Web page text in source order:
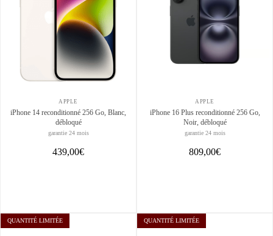
APPLE
iPhone 14 reconditionné 256 Go, Blanc,
débloqué
garantie 24 mois
439,00€
APPLE
iPhone 16 Plus reconditionné 256 Go,
Noir, débloqué
garantie 24 mois
809,00€
QUANTITÉ LIMITÉE QUANTITÉ LIMITÉE